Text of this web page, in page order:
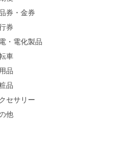
券・金券
券
・電化製品
車
品
品
セサリー
他